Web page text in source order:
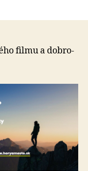
novom
filmu a dob­ro­